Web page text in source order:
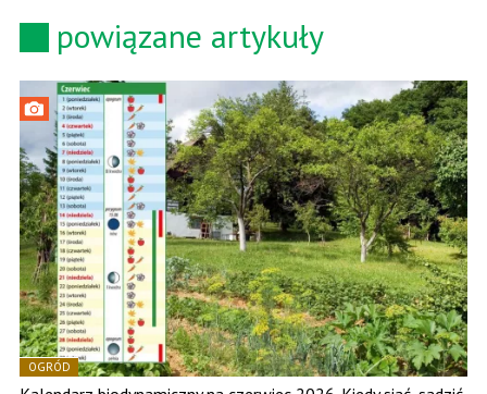
powiązane artykuły
OGRÓD